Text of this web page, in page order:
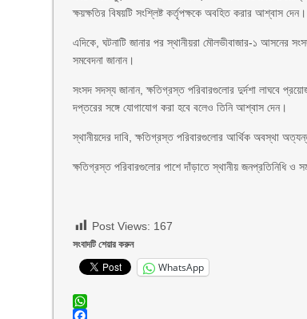
ক্ষয়ক্ষতির বিষয়টি সংশ্লিষ্ট কর্তৃপক্ষকে অবহিত করার আশ্বাস দেন।
এদিকে, ঘটনাটি জানার পর স্থানীয়রা মৌলভীবাজার-১ আসনের
সমবেদনা জানান।
সংসদ সদস্য জানান, ক্ষতিগ্রস্ত পরিবারগুলোর দুর্দশা লাঘবে
দপ্তরের সঙ্গে যোগাযোগ করা হবে বলেও তিনি আশ্বাস দেন।
স্থানীয়দের দাবি, ক্ষতিগ্রস্ত পরিবারগুলোর আর্থিক অবস্থা
ক্ষতিগ্রস্ত পরিবারগুলোর পাশে দাঁড়াতে স্থানীয় জনপ্রতিনিধি ও
Post Views: 167
সংবাদটি শেয়ার করুন
WhatsApp
WhatsApp